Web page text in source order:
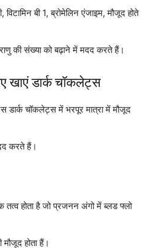
विटामिन बी 1, ब्रोमेलिन एंजाइम, मौजूद होते
की संख्या को बढ़ाने में मदद करते हैं।
खाएं डार्क चॉकलेट्स
डार्क चॉकलेट्स में भरपूर मात्रा में मौजूद
करते हैं।
होता है जो प्रजनन अंगो में ब्लड फ्लो
होता हैं।